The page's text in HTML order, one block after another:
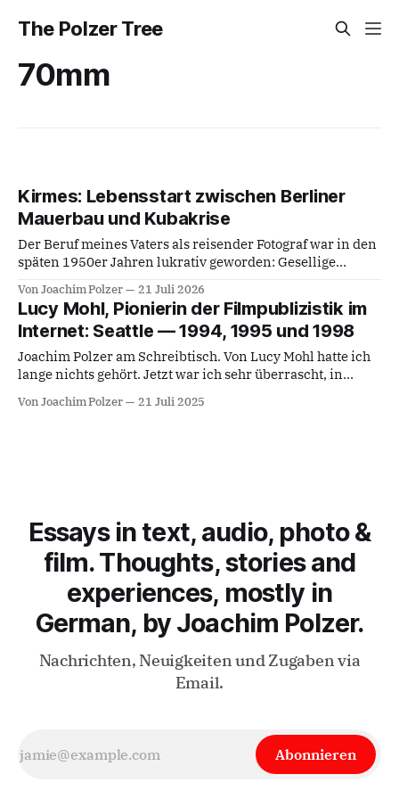
The Polzer Tree
70mm
Kirmes: Lebensstart zwischen Berliner
Mauerbau und Kubakrise
Der Beruf meines Vaters als reisender Fotograf war in den
späten 1950er Jahren lukrativ geworden: Gesellige
Dorffesten, Schützenfesten, Bergkirchweihen,
Jahrmärkten, Kirmes-Events, Tanzveranstaltungen, etc.,
fotografisch zu porträtieren, mit einem durch Unterschrift
zu zeichnenden Auftrag. Abzüge davon dann per Post –
möglichst für alle – zu
Von Joachim Polzer 21 Juli 2026
Lucy Mohl, Pionierin der Filmpublizistik im
Internet: Seattle — 1994, 1995 und 1998
Joachim Polzer am Schreibtisch. Von Lucy Mohl hatte ich
lange nichts gehört. Jetzt war ich sehr überrascht, in
heise.de wieder von ihr zu lesen. Lucy Mohl hatte ich im
Von Joachim Polzer 21 Juli 2025
Essays in text, audio, photo &
film. Thoughts, stories and
experiences, mostly in
German, by Joachim Polzer.
Nachrichten, Neuigkeiten und Zugaben via
Email.
Abonnieren